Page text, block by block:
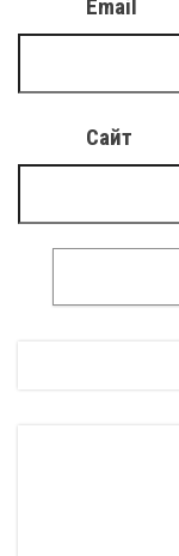
Email
Сайт